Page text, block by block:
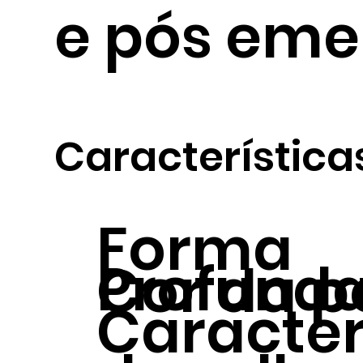
e pós
Forma
Cor da